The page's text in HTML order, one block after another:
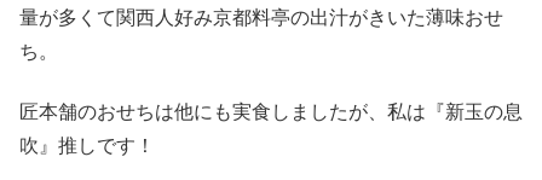
量が多くて関西人好み京都料亭の出汁がきいた薄味おせ
ち。
匠本舗のおせちは他にも実食しましたが、私は『新玉の息
吹』推しです！